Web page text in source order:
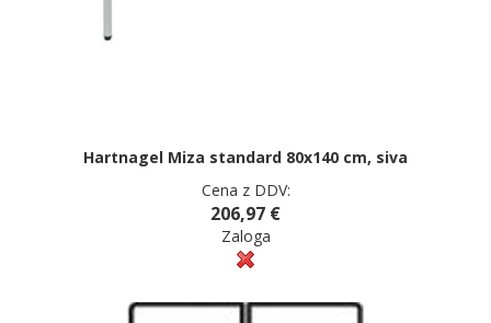
Hartnagel Miza standard 80x140 cm, siva
Cena z DDV:
206,97 €
Zaloga